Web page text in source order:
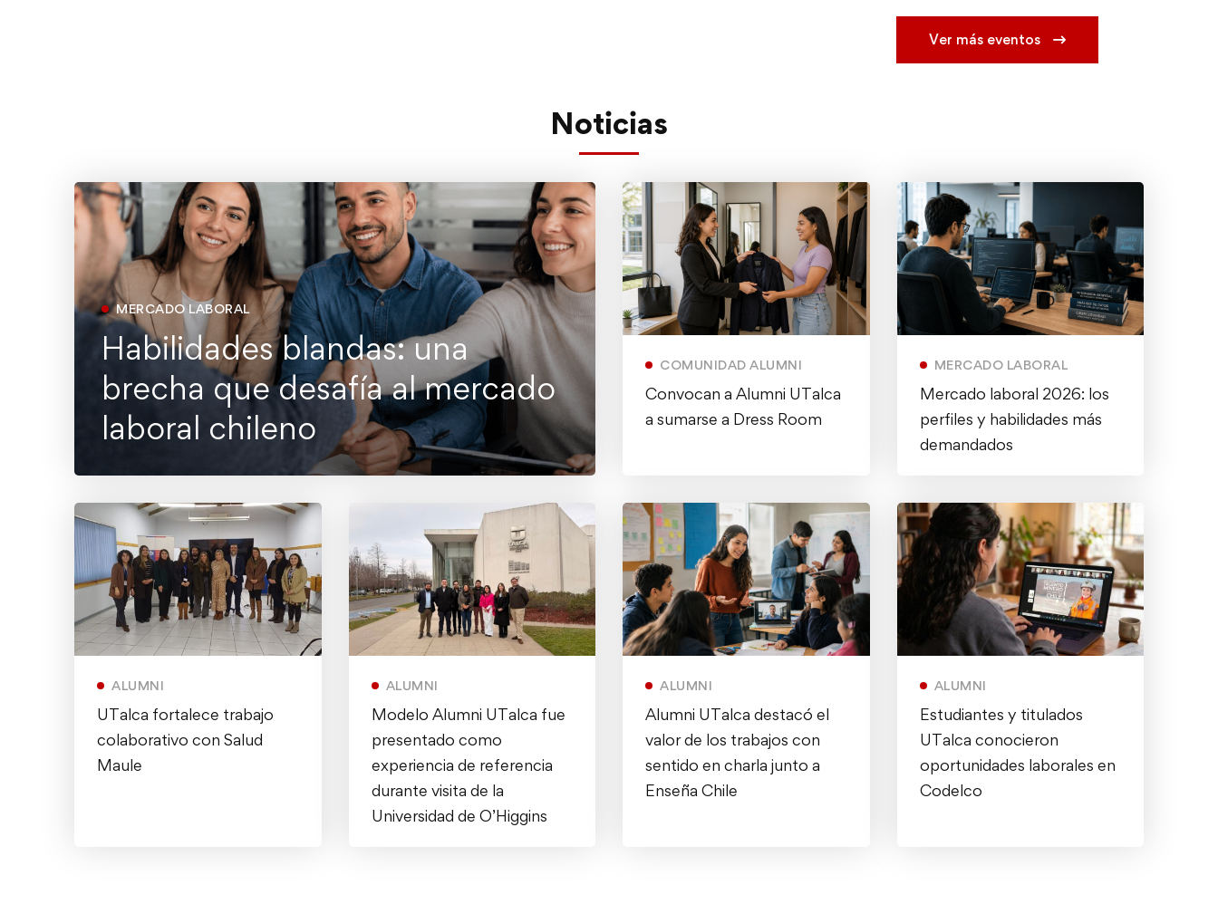
Ver más eventos
Noticias
MERCADO LABORAL
Habilidades blandas: una
brecha que desafía al mercado
laboral chileno
COMUNIDAD ALUMNI
Convocan a Alumni UTalca
a sumarse a Dress Room
MERCADO LABORAL
Mercado laboral 2026: los
perfiles y habilidades más
demandados
ALUMNI
UTalca fortalece trabajo
colaborativo con Salud
Maule
ALUMNI
Modelo Alumni UTalca fue
presentado como
experiencia de referencia
durante visita de la
Universidad de O’Higgins
ALUMNI
Alumni UTalca destacó el
valor de los trabajos con
sentido en charla junto a
Enseña Chile
ALUMNI
Estudiantes y titulados
UTalca conocieron
oportunidades laborales en
Codelco